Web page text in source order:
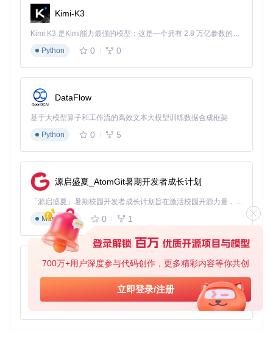
700万+用户深度参与代码创作，更多精彩内容等你共创
立即登录/注册
react-chrome-extension 下载源代码
Kimi-K3
Kimi K3 是Kimi能力最强的模型：这是一个拥有 2.8 万亿参数的混合专家（MoE）模型，具备原生视觉理解能力，并支持 100 万 token 的上下文窗口。
Python
0 0
DataFlow
基于大模型算子和工作流的高效文本大模型训练数据合成框架
Python
0 5
源启盛夏_AtomGit暑期开发者成长计划
「源启盛夏」暑期校园开发者成长计划旨在激活校园开源力量，通过积分激励、认证扶持、资源倾斜等形式，引导高校组织和开发者完成「入驻 — 建项目 — 做贡献 — 获认证 — 得资源」的完整闭环。无论你是想带领社团入驻平台的组织者，还是希望用代码贡献证明自己的开发者，都能在这里找到属于你的成长路径。
Markdown
0 1
py-xiaozhi
基于Python的Xiaozhi AI，适用于想要完整Xiaozhi体验而无需拥有专用硬件的用户。
Python
0 1